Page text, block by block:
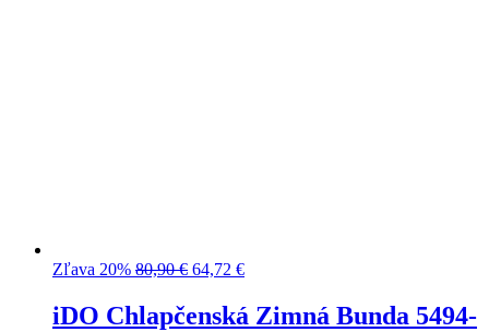
Zľava 20% 80,90€ Pôvodná
bola:
80,90 €.
64,72 €Aktuálna
je:
64,72 €.
iDO Chlapčenská Zimná Bunda 5494-